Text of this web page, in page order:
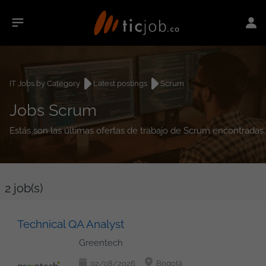
IT Jobs by Category Latest postings Scrum
Jobs Scrum
Estás son las últimas ofertas de trabajo de Scrum encontradas.
2 job(s)
Technical QA Analyst
Greentech
02/08/2026 Bogotá